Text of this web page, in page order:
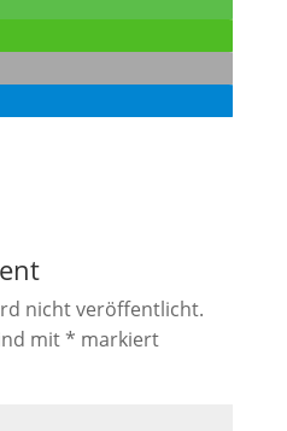
nicht veröffentlicht.
mit* markiert